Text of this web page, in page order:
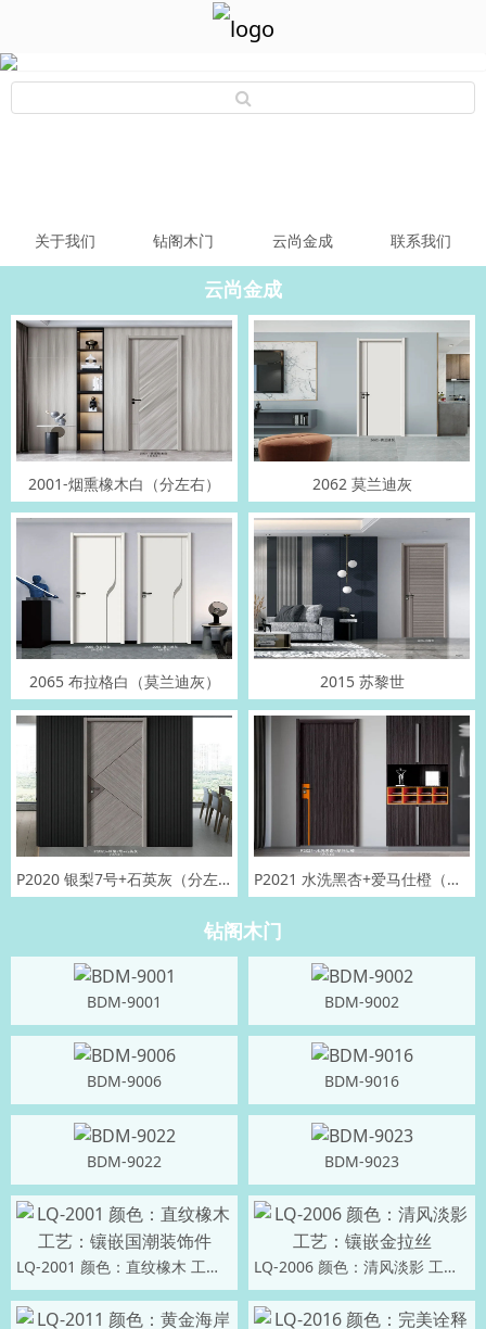
关于我们 钻阁木门 云尚金成 联系我们
云尚金成
2001-烟熏橡木白（分左右） 2062 莫兰迪灰
2065 布拉格白（莫兰迪灰） 2015 苏黎世
P2020 银梨7号+石英灰（分左右） P2021 水洗黑杏+爱马仕橙（分左右）
钻阁木门
BDM-9001 BDM-9002
BDM-9006 BDM-9016
BDM-9022 BDM-9023
LQ-2001 颜色：直纹橡木 工艺：镶嵌国潮装饰件 LQ-2006 颜色：清风淡影 工艺：镶嵌金拉丝